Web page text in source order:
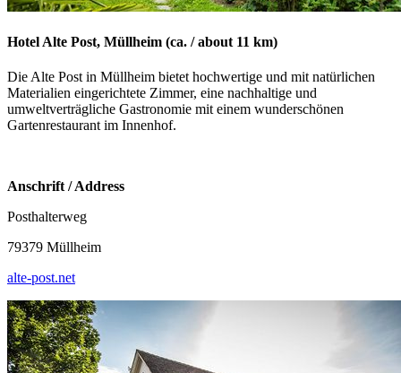
Hotel Alte Post, Müllheim (ca. / about 11 km)
Die Alte Post in Müllheim bietet hochwertige und mit natürlichen
Materialien eingerichtete Zimmer, eine nachhaltige und
umweltverträgliche Gastronomie mit einem wunderschönen
Gartenrestaurant im Innenhof.
Anschrift / Address
Posthalterweg
79379 Müllheim
alte-post.net